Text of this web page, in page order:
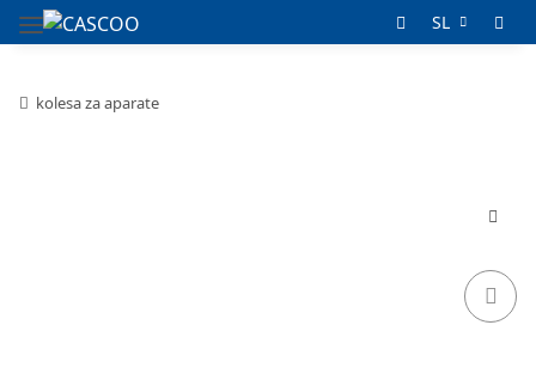
SL
kolesa za aparate